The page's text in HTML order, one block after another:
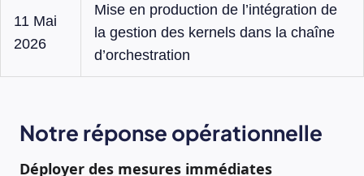
11 Mai
2026
Mise en production de l’intégration de
la gestion des kernels dans la chaîne
d’orchestration
Notre réponse opérationnelle
Déployer des mesures immédiates